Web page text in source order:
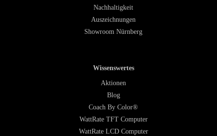
Nachhaltigkeit
Auszeichnungen
Showroom Nürnberg
Wissenswertes
Aktionen
Blog
Coach By Color®
WattRate TFT Computer
WattRate LCD Computer